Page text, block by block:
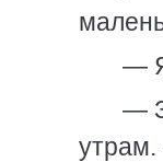
—
—
утрам.